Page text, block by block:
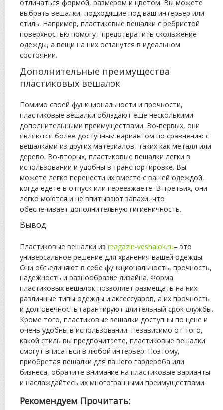
отличаться формой, размером и цветом. Вы можете
выбрать вешалки, подходящие под ваш интерьер или
стиль. Например, пластиковые вешалки с ребристой
поверхностью помогут предотвратить скольжение
одежды, а вещи на них останутся в идеальном
состоянии.
Дополнительные преимущества
пластиковых вешалок
Помимо своей функциональности и прочности,
пластиковые вешалки обладают еще несколькими
дополнительными преимуществами. Во-первых, они
являются более доступным вариантом по сравнению с
вешалками из других материалов, таких как металл или
дерево. Во-вторых, пластиковые вешалки легки в
использовании и удобны в транспортировке. Вы
можете легко перенести их вместе с вашей одеждой,
когда едете в отпуск или переезжаете. В-третьих, они
легко моются и не впитывают запахи, что
обеспечивает дополнительную гигиеничность.
Вывод
Пластиковые вешалки из magazin-veshalok.ru– это
универсальное решение для хранения вашей одежды.
Они объединяют в себе функциональность, прочность,
надежность и разнообразие дизайна. Форма
пластиковых вешалок позволяет размещать на них
различные типы одежды и аксессуаров, а их прочность
и долговечность гарантируют длительный срок службы.
Кроме того, пластиковые вешалки доступны по цене и
очень удобны в использовании. Независимо от того,
какой стиль вы предпочитаете, пластиковые вешалки
смогут вписаться в любой интерьер. Поэтому,
приобретая вешалки для вашего гардероба или
бизнеса, обратите внимание на пластиковые варианты
и наслаждайтесь их многогранными преимуществами.
Рекомендуем Прочитать: